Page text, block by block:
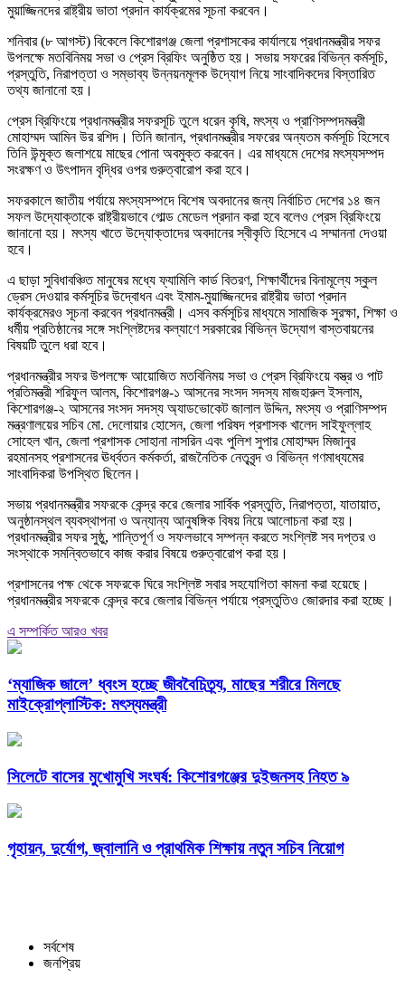
মুয়াজ্জিনদের রাষ্ট্রীয় ভাতা প্রদান কার্যক্রমের সূচনা করবেন।
শনিবার (৮ আগস্ট) বিকেলে কিশোরগঞ্জ জেলা প্রশাসকের কার্যালয়ে প্রধানমন্ত্রীর সফর
উপলক্ষে মতবিনিময় সভা ও প্রেস ব্রিফিং অনুষ্ঠিত হয়। সভায় সফরের বিভিন্ন কর্মসূচি,
প্রস্তুতি, নিরাপত্তা ও সম্ভাব্য উন্নয়নমূলক উদ্যোগ নিয়ে সাংবাদিকদের বিস্তারিত
তথ্য জানানো হয়।
প্রেস ব্রিফিংয়ে প্রধানমন্ত্রীর সফরসূচি তুলে ধরেন কৃষি, মৎস্য ও প্রাণিসম্পদমন্ত্রী
মোহাম্মদ আমিন উর রশিদ। তিনি জানান, প্রধানমন্ত্রীর সফরের অন্যতম কর্মসূচি হিসেবে
তিনি উন্মুক্ত জলাশয়ে মাছের পোনা অবমুক্ত করবেন। এর মাধ্যমে দেশের মৎস্যসম্পদ
সংরক্ষণ ও উৎপাদন বৃদ্ধির ওপর গুরুত্বারোপ করা হবে।
সফরকালে জাতীয় পর্যায়ে মৎস্যসম্পদে বিশেষ অবদানের জন্য নির্বাচিত দেশের ১৪ জন
সফল উদ্যোক্তাকে রাষ্ট্রীয়ভাবে গোল্ড মেডেল প্রদান করা হবে বলেও প্রেস ব্রিফিংয়ে
জানানো হয়। মৎস্য খাতে উদ্যোক্তাদের অবদানের স্বীকৃতি হিসেবে এ সম্মাননা দেওয়া
হবে।
এ ছাড়া সুবিধাবঞ্চিত মানুষের মধ্যে ফ্যামিলি কার্ড বিতরণ, শিক্ষার্থীদের বিনামূল্যে স্কুল
ড্রেস দেওয়ার কর্মসূচির উদ্বোধন এবং ইমাম-মুয়াজ্জিনদের রাষ্ট্রীয় ভাতা প্রদান
কার্যক্রমেরও সূচনা করবেন প্রধানমন্ত্রী। এসব কর্মসূচির মাধ্যমে সামাজিক সুরক্ষা, শিক্ষা ও
ধর্মীয় প্রতিষ্ঠানের সঙ্গে সংশ্লিষ্টদের কল্যাণে সরকারের বিভিন্ন উদ্যোগ বাস্তবায়নের
বিষয়টি তুলে ধরা হবে।
প্রধানমন্ত্রীর সফর উপলক্ষে আয়োজিত মতবিনিময় সভা ও প্রেস ব্রিফিংয়ে বস্ত্র ও পাট
প্রতিমন্ত্রী শরিফুল আলম, কিশোরগঞ্জ-১ আসনের সংসদ সদস্য মাজহারুল ইসলাম,
কিশোরগঞ্জ-২ আসনের সংসদ সদস্য অ্যাডভোকেট জালাল উদ্দিন, মৎস্য ও প্রাণিসম্পদ
মন্ত্রণালয়ের সচিব মো. দেলোয়ার হোসেন, জেলা পরিষদ প্রশাসক খালেদ সাইফুল্লাহ
সোহেল খান, জেলা প্রশাসক সোহানা নাসরিন এবং পুলিশ সুপার মোহাম্মদ মিজানুর
রহমানসহ প্রশাসনের ঊর্ধ্বতন কর্মকর্তা, রাজনৈতিক নেতৃবৃন্দ ও বিভিন্ন গণমাধ্যমের
সাংবাদিকরা উপস্থিত ছিলেন।
সভায় প্রধানমন্ত্রীর সফরকে কেন্দ্র করে জেলার সার্বিক প্রস্তুতি, নিরাপত্তা, যাতায়াত,
অনুষ্ঠানস্থল ব্যবস্থাপনা ও অন্যান্য আনুষঙ্গিক বিষয় নিয়ে আলোচনা করা হয়।
প্রধানমন্ত্রীর সফর সুষ্ঠু, শান্তিপূর্ণ ও সফলভাবে সম্পন্ন করতে সংশ্লিষ্ট সব দপ্তর ও
সংস্থাকে সমন্বিতভাবে কাজ করার বিষয়ে গুরুত্বারোপ করা হয়।
প্রশাসনের পক্ষ থেকে সফরকে ঘিরে সংশ্লিষ্ট সবার সহযোগিতা কামনা করা হয়েছে।
প্রধানমন্ত্রীর সফরকে কেন্দ্র করে জেলার বিভিন্ন পর্যায়ে প্রস্তুতিও জোরদার করা হচ্ছে।
এ সম্পর্কিত আরও খবর
‘ম্যাজিক জালে’ ধ্বংস হচ্ছে জীববৈচিত্র্য, মাছের শরীরে মিলছে
মাইক্রোপ্লাস্টিক: মৎস্যমন্ত্রী
সিলেটে বাসের মুখোমুখি সংঘর্ষ: কিশোরগঞ্জের দুইজনসহ নিহত ৯
গৃহায়ন, দুর্যোগ, জ্বালানি ও প্রাথমিক শিক্ষায় নতুন সচিব নিয়োগ
সর্বশেষ
জনপ্রিয়